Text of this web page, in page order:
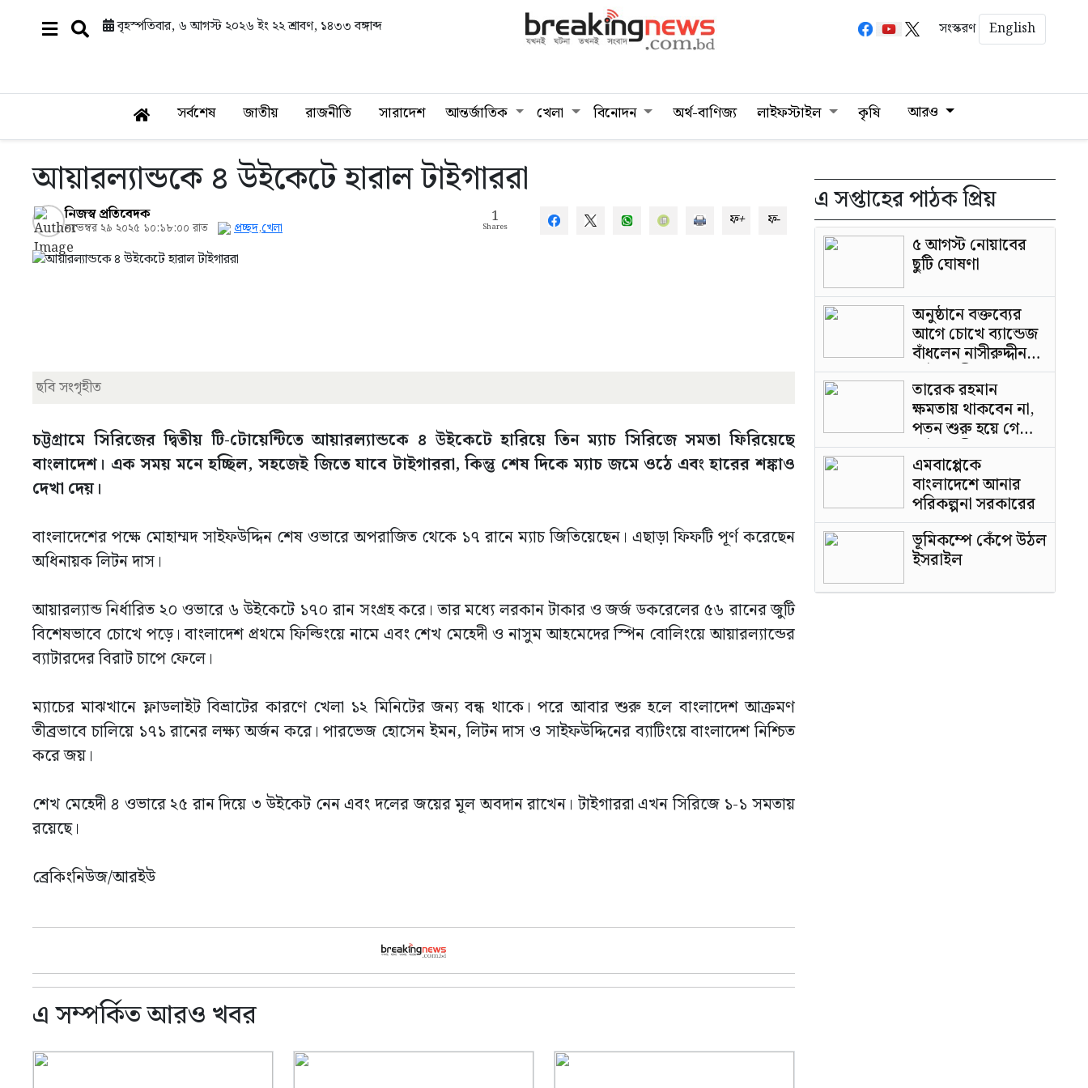
বৃহস্পতিবার, ৬ আগস্ট ২০২৬ ইং ২২ শ্রাবণ, ১৪৩৩ বঙ্গাব্দ সংস্করণ English
সর্বশেষ জাতীয় রাজনীতি সারাদেশ আন্তর্জাতিক খেলা বিনোদন অর্থ-বাণিজ্য লাইফস্টাইল কৃষি আরও
আয়ারল্যান্ডকে ৪ উইকেটে হারাল টাইগাররা
নিজস্ব প্রতিবেদক
নভেম্বর ২৯ ২০২৫ ১০:১৮:০০ রাত প্রচ্ছদ,খেলা
1
Shares ফ+ ফ-
ছবি সংগৃহীত
চট্টগ্রামে সিরিজের দ্বিতীয় টি-টোয়েন্টিতে আয়ারল্যান্ডকে ৪ উইকেটে হারিয়ে তিন ম্যাচ সিরিজে সমতা ফিরিয়েছে
বাংলাদেশ। এক সময় মনে হচ্ছিল, সহজেই জিতে যাবে টাইগাররা, কিন্তু শেষ দিকে ম্যাচ জমে ওঠে এবং হারের শঙ্কাও
দেখা দেয়।
বাংলাদেশের পক্ষে মোহাম্মদ সাইফউদ্দিন শেষ ওভারে অপরাজিত থেকে ১৭ রানে ম্যাচ জিতিয়েছেন। এছাড়া ফিফটি পূর্ণ করেছেন
অধিনায়ক লিটন দাস।
আয়ারল্যান্ড নির্ধারিত ২০ ওভারে ৬ উইকেটে ১৭০ রান সংগ্রহ করে। তার মধ্যে লরকান টাকার ও জর্জ ডকরেলের ৫৬ রানের জুটি
বিশেষভাবে চোখে পড়ে। বাংলাদেশ প্রথমে ফিল্ডিংয়ে নামে এবং শেখ মেহেদী ও নাসুম আহমেদের স্পিন বোলিংয়ে আয়ারল্যান্ডের
ব্যাটারদের বিরাট চাপে ফেলে।
ম্যাচের মাঝখানে ফ্লাডলাইট বিভ্রাটের কারণে খেলা ১২ মিনিটের জন্য বন্ধ থাকে। পরে আবার শুরু হলে বাংলাদেশ আক্রমণ
তীব্রভাবে চালিয়ে ১৭১ রানের লক্ষ্য অর্জন করে। পারভেজ হোসেন ইমন, লিটন দাস ও সাইফউদ্দিনের ব্যাটিংয়ে বাংলাদেশ নিশ্চিত
করে জয়।
শেখ মেহেদী ৪ ওভারে ২৫ রান দিয়ে ৩ উইকেট নেন এবং দলের জয়ের মূল অবদান রাখেন। টাইগাররা এখন সিরিজে ১-১ সমতায়
রয়েছে।
ব্রেকিংনিউজ/আরইউ
এ সম্পর্কিত আরও খবর
এ সপ্তাহের পাঠক প্রিয়
৫ আগস্ট নোয়াবের
ছুটি ঘোষণা
অনুষ্ঠানে বক্তব্যের
আগে চোখে ব্যান্ডেজ
বাঁধলেন নাসীরুদ্দীন
পাটওয়ারী
তারেক রহমান
ক্ষমতায় থাকবেন না,
পতন শুরু হয়ে গেছে:
পাটওয়ারী
এমবাপ্পেকে
বাংলাদেশে আনার
পরিকল্পনা সরকারের
ভূমিকম্পে কেঁপে উঠল
ইসরাইল